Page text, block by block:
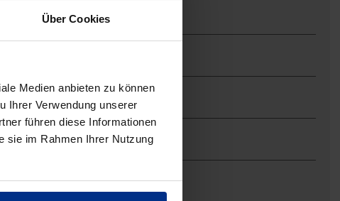
Über Cookies
Medien anbieten zu können
Ihrer Verwendung unserer
führen diese Informationen
sie im Rahmen Ihrer Nutzung